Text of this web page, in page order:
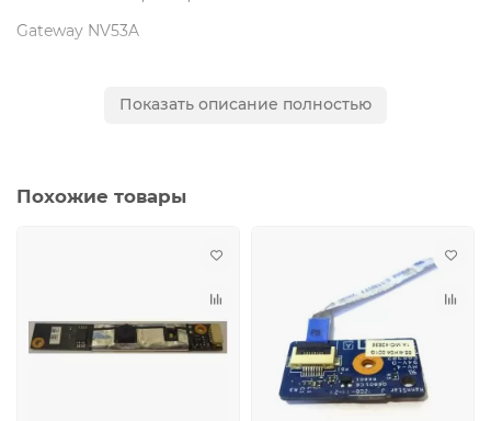
Gateway NV53A
Совместимые модели, P/N:
Показать описание полностью
Похожие товары